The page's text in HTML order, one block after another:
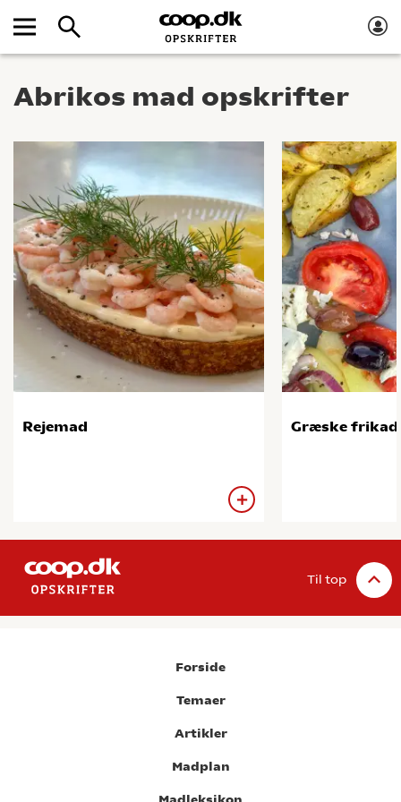
Abrikos mad opskrifter
Rejemad Græske
Til top
Forside
Temaer
Artikler
Madplan